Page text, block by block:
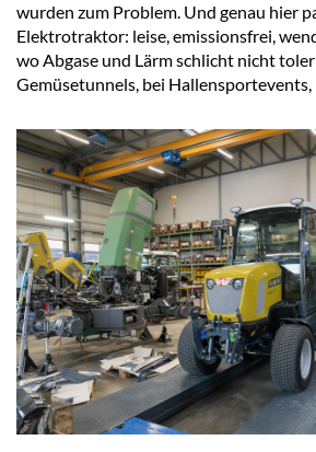
wurden zum Problem. Und genau hier
Elektrotraktor: leise, emissionsfrei,
wo Abgase und Lärm schlicht nicht
Gemüsetunnels, bei Hallensportevents,